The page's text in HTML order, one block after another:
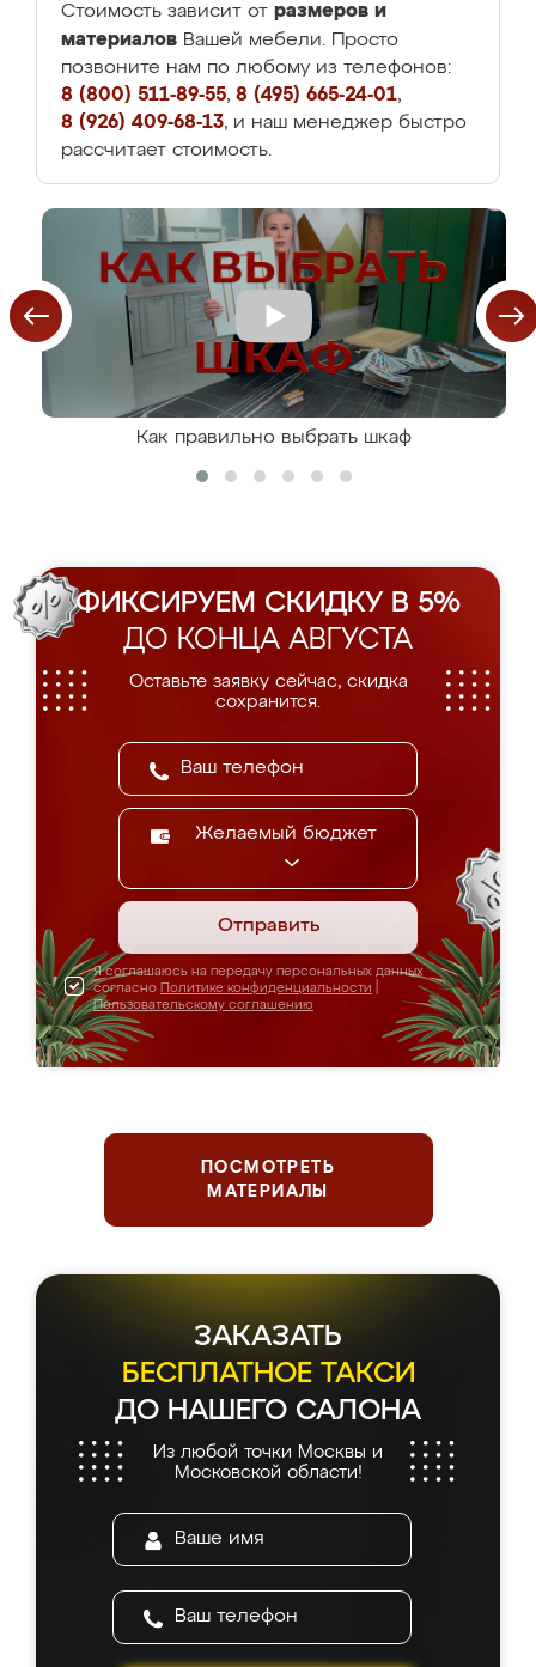
Стоимость зависит от размеров и
материалов Вашей мебели. Просто
позвоните нам по любому из телефонов:
8 (800) 511-89-55, 8 (495) 665-24-01,
8 (926) 409-68-13, и наш менеджер быстро
рассчитает стоимость.
Как правильно выбрать шкаф
ФИКСИРУЕМ СКИДКУ В 5%
ДО КОНЦА АВГУСТА
Оставьте заявку сейчас, скидка
сохранится.
Желаемый бюджет
Отправить
Я соглашаюсь на передачу персональных данных
согласно Политике конфиденциальности
Пользовательскому соглашению
ПОСМОТРЕТЬ
МАТЕРИАЛЫ
ЗАКАЗАТЬ
БЕСПЛАТНОЕ ТАКСИ
ДО НАШЕГО САЛОНА
Из любой точки Москвы и
Московской области!